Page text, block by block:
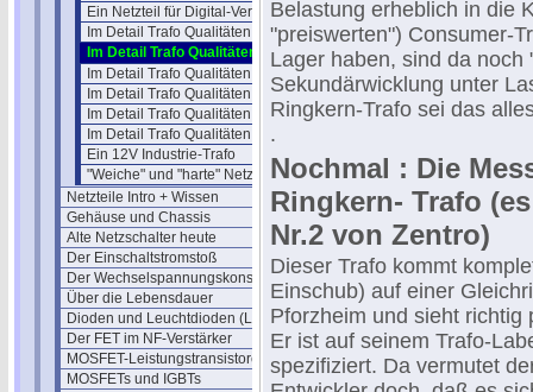
Ein Netzteil für Digital-Verstärker 3
Im Detail Trafo Qualitäten (4)
Im Detail Trafo Qualitäten (5)
Im Detail Trafo Qualitäten (6)
Im Detail Trafo Qualitäten (7)
Im Detail Trafo Qualitäten (8)
Im Detail Trafo Qualitäten (9)
Ein 12V Industrie-Trafo
"Weiche" und "harte" Netzteile
Netzteile Intro + Wissen
Gehäuse und Chassis
Alte Netzschalter heute
Der Einschaltstromstoß
Der Wechselspannungskonstanter
Über die Lebensdauer
Dioden und Leuchtdioden (LEDs)
Der FET im NF-Verstärker
MOSFET-Leistungstransistoren
MOSFETs und IGBTs
Belastung erheblich in die
"preiswerten") Consumer-
Lager haben, sind da
Sekundärwicklung unter
Ringkern-Trafo sei das
.
Nochmal : Die
Ringkern- Trafo
Nr.2 von Zentro)
Dieser Trafo kommt
Einschub) auf einer
Pforzheim und sieht richtig
Er ist auf seinem Trafo-
spezifiziert. Da vermutet